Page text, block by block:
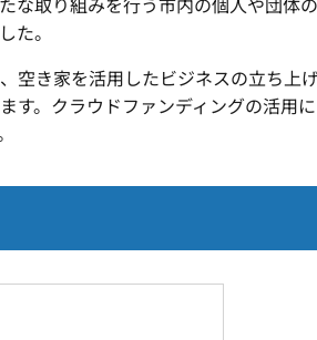
た。
空き家を活用したビジネスの立ち上
す。クラウドファンディングの活用